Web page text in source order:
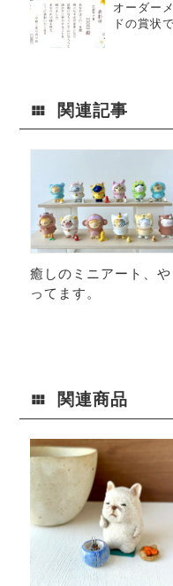
オーダー
ドの賞状で
関連記事
癒しのミニアート、や
ってます。
関連商品